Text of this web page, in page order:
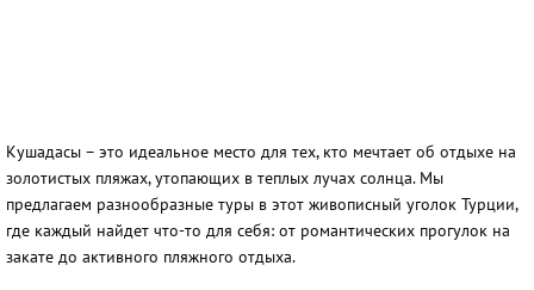
Кушадасы – это идеальное место для тех, кто мечтает об отдыхе на
золотистых пляжах, утопающих в теплых лучах солнца. Мы
предлагаем разнообразные туры в этот живописный уголок Турции,
где каждый найдет что-то для себя: от романтических прогулок на
закате до активного пляжного отдыха.